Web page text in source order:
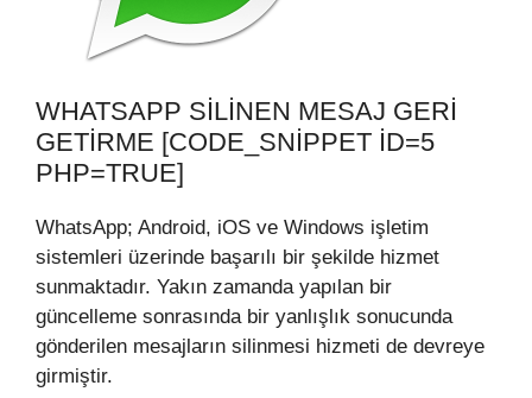
WHATSAPP SILINEN MESAJ GERI
GETIRME [CODE_SNIPPET ID=5
PHP=TRUE]
WhatsApp; Android, iOS ve Windows işletim
sistemleri üzerinde başarılı bir şekilde hizmet
sunmaktadır. Yakın zamanda yapılan bir
güncelleme sonrasında bir yanlışlık sonucunda
gönderilen mesajların silinmesi hizmeti de devreye
girmiştir.